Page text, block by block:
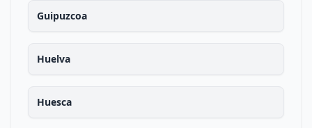
Guipuzcoa
Huelva
Huesca